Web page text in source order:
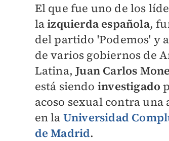
El que fue uno de los
laizquierda española,
del partido 'Podemos' y
de varios gobiernos de
Latina,Juan Carlos
está siendo investigado
acoso sexual contra una
en la Universidad
de Madrid.